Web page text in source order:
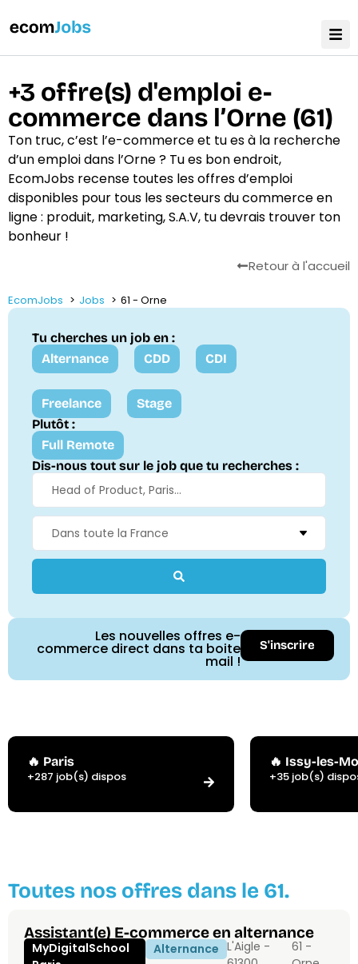
+3 offre(s) d'emploi e-
commerce dans l’Orne (61)
Ton truc, c’est l’e-commerce et tu es à la recherche
d’un emploi dans l’Orne ? Tu es bon endroit,
EcomJobs recense toutes les offres d’emploi
disponibles pour tous les secteurs du commerce en
ligne : produit, marketing, S.A.V, tu devrais trouver ton
bonheur !
Retour à l'accueil
EcomJobs Jobs 61 - Orne
Tu cherches un job en :
Alternance
CDD CDI
Freelance
Stage
Plutôt :
Full Remote
Dis-nous tout sur le job que tu recherches :
Les nouvelles offres e-
commerce direct dans ta boite
mail !
S'inscrire
🔥 Paris
+287 job(s) dispos
🔥 Issy-les-
+35 job(s)
Toutes nos offres dans le 61.
Assistant(e) E-commerce en alternance
MyDigitalSchool
Alternance L'Aigle -
61 -